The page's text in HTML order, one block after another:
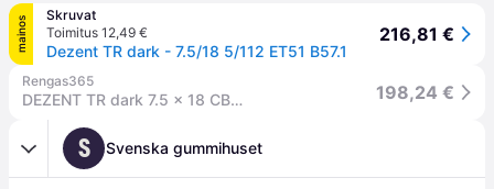
mainos
Skruvat
Toimitus 12,49 €
Dezent TR dark - 7.5/18 5/112 ET51 B57.1
216,81 €
Rengas365
DEZENT TR dark 7.5 x 18 CB57,10 ET51 5/112 198,24 €
S Svenska gummihuset